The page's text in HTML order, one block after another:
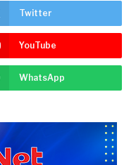
Twitter
YouTube
WhatsApp